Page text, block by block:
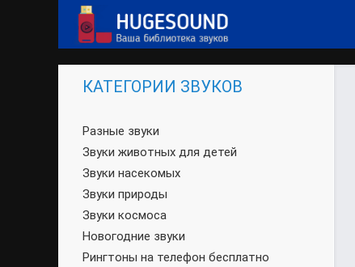
КАТЕГОРИИ ЗВУКОВ
Разные звуки
Звуки животных для детей
Звуки насекомых
Звуки природы
Звуки космоса
Новогодние звуки
Рингтоны на телефон бесплатно